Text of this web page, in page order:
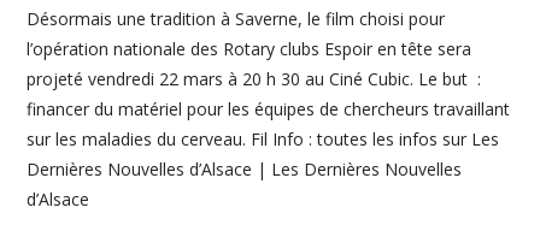
Désormais une tradition à Saverne, le film choisi pour
l’opération nationale des Rotary clubs Espoir en tête sera
projeté vendredi 22 mars à 20 h 30 au Ciné Cubic. Le but :
financer du matériel pour les équipes de chercheurs travaillant
sur les maladies du cerveau. Fil Info : toutes les infos sur Les
Dernières Nouvelles d’Alsace | Les Dernières Nouvelles
d’Alsace